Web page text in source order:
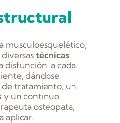
musculoesquelético,
diversastécnicas
disfunción, a cada
dándose
de tratamiento, un
y un contínuo
osteopata,
aplicar.